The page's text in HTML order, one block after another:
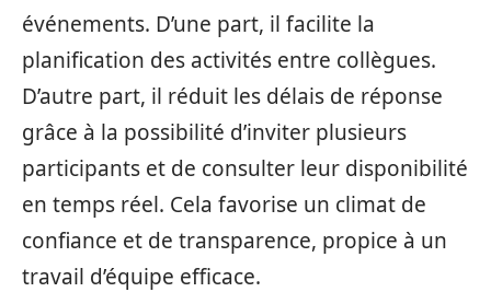
événements. D’une part, il facilite la
planification des activités entre collègues.
D’autre part, il réduit les délais de réponse
grâce à la possibilité d’inviter plusieurs
participants et de consulter leur disponibilité
en temps réel. Cela favorise un climat de
confiance et de transparence, propice à un
travail d’équipe efficace.